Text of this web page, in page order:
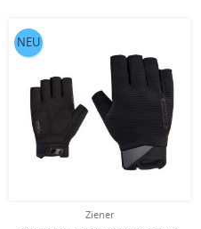
Ziener
NEU